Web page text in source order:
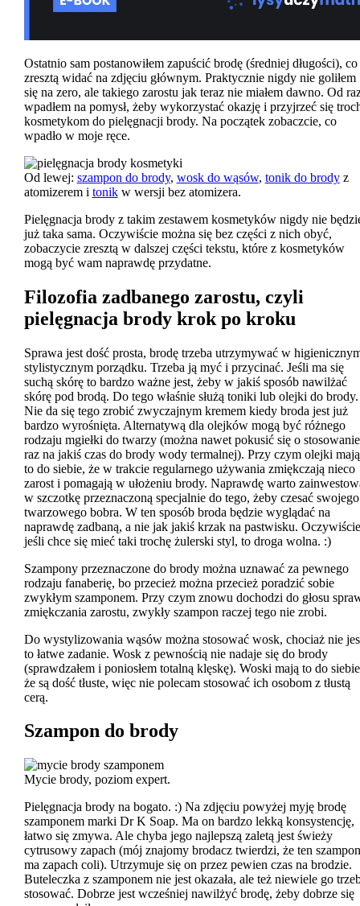
Ostatnio sam postanowiłem zapuścić brodę (średniej długości), co
zresztą widać na zdjęciu głównym. Praktycznie nigdy nie goliłem
się na zero, ale takiego zarostu jak teraz nie miałem dawno. Od
wpadłem na pomysł, żeby wykorzystać okazję i przyjrzeć się
kosmetykom do pielęgnacji brody. Na początek zobaczcie, co
wpadło w moje ręce.
Od lewej: szampon do brody, wosk do wąsów, tonik do brodyz
atomizerem i tonikw wersji bez atomizera.
Pielęgnacja brody z takim zestawem kosmetyków nigdy nie
już taka sama. Oczywiście można się bez części z nich obyć,
zobaczycie zresztą w dalszej części tekstu, które z kosmetyków
mogą być wam naprawdę przydatne.
Filozofia zadbanego zarostu, czyli
pielęgnacja brody krok po kroku
Sprawa jest dość prosta, brodę trzeba utrzymywać w
stylistycznym porządku. Trzeba ją myć i przycinać. Jeśli ma się
suchą skórę to bardzo ważne jest, żeby w jakiś sposób nawilżać
skórę pod brodą. Do tego właśnie służą toniki lub olejki do brody.
Nie da się tego zrobić zwyczajnym kremem kiedy broda jest już
bardzo wyrośnięta. Alternatywą dla olejków mogą być różnego
rodzaju mgiełki do twarzy (można nawet pokusić się o stosowanie
raz na jakiś czas do brody wody termalnej). Przy czym olejki mają
to do siebie, że w trakcie regularnego używania zmiękczają nieco
zarost i pomagają w ułożeniu brody. Naprawdę warto
w szczotkę przeznaczoną specjalnie do tego, żeby czesać swojego
twarzowego bobra. W ten sposób broda będzie wyglądać na
naprawdę zadbaną, a nie jak jakiś krzak na pastwisku. Oczywiście
jeśli chce się mieć taki trochę żulerski styl, to droga wolna. :)
Szampony przeznaczone do brody można uznawać za pewnego
rodzaju fanaberię, bo przecież można przecież poradzić sobie
zwykłym szamponem. Przy czym znowu dochodzi do głosu
zmiękczania zarostu, zwykły szampon raczej tego nie zrobi.
Do wystylizowania wąsów można stosować wosk, chociaż nie
to łatwe zadanie. Wosk z pewnością nie nadaje się do brody
(sprawdzałem i poniosłem totalną klęskę). Woski mają to do
że są dość tłuste, więc nie polecam stosować ich osobom z tłustą
cerą.
Szampon do brody
Mycie brody, poziom expert.
Pielęgnacja brody na bogato. :) Na zdjęciu powyżej myję brodę
szamponem marki Dr K Soap. Ma on bardzo lekką konsystencję,
łatwo się zmywa. Ale chyba jego najlepszą zaletą jest świeży
cytrusowy zapach (mój znajomy brodacz twierdzi, że ten szampon
ma zapach coli). Utrzymuje się on przez pewien czas na brodzie.
Buteleczka z szamponem nie jest okazała, ale też niewiele go
stosować. Dobrze jest wcześniej nawilżyć brodę, żeby dobrze się